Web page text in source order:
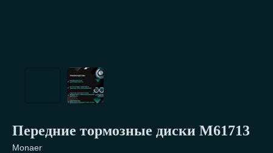
Передние тормозные диски М61713
Monaer